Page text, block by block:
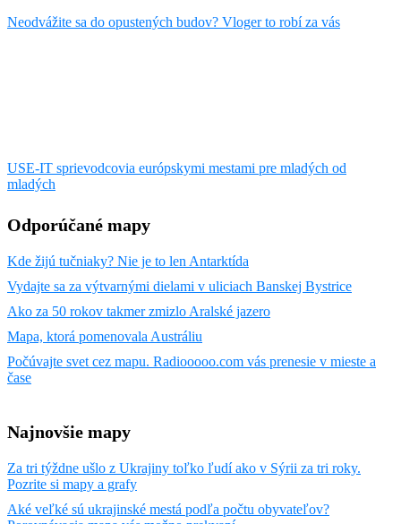
Neodvážite sa do opustených budov? Vloger to robí za vás
USE-IT sprievodcovia európskymi mestami pre mladých od
mladých
Odporúčané mapy
Kde žijú tučniaky? Nie je to len Antarktída
Vydajte sa za výtvarnými dielami v uliciach Banskej Bystrice
Ako za 50 rokov takmer zmizlo Aralské jazero
Mapa, ktorá pomenovala Austráliu
Počúvajte svet cez mapu. Radiooooo.com vás prenesie v mieste a
čase
Najnovšie mapy
Za tri týždne ušlo z Ukrajiny toľko ľudí ako v Sýrii za tri roky.
Pozrite si mapy a grafy
Aké veľké sú ukrajinské mestá podľa počtu obyvateľov?